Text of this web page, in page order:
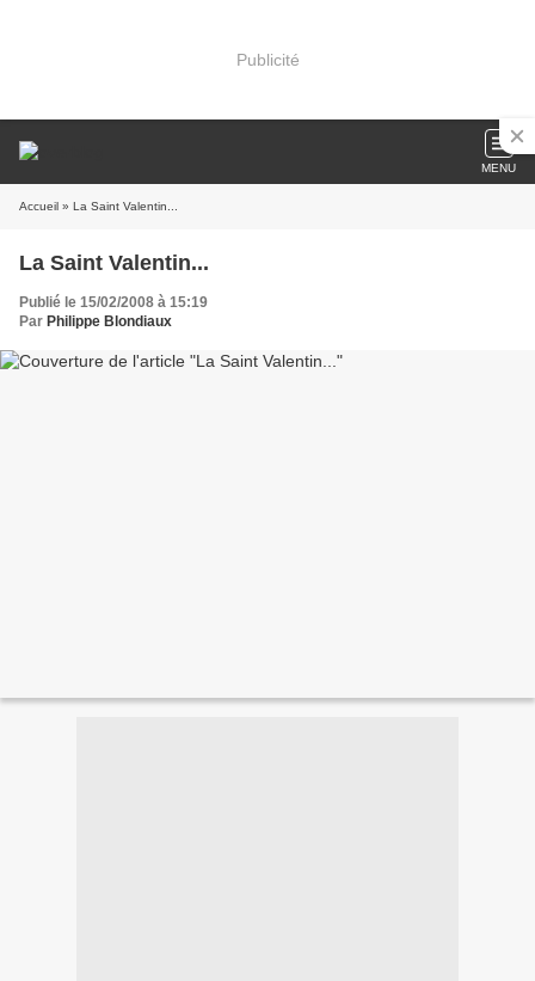
Publicité
MENU
Accueil » La Saint Valentin...
La Saint Valentin...
Publié le 15/02/2008 à 15:19
Par Philippe Blondiaux